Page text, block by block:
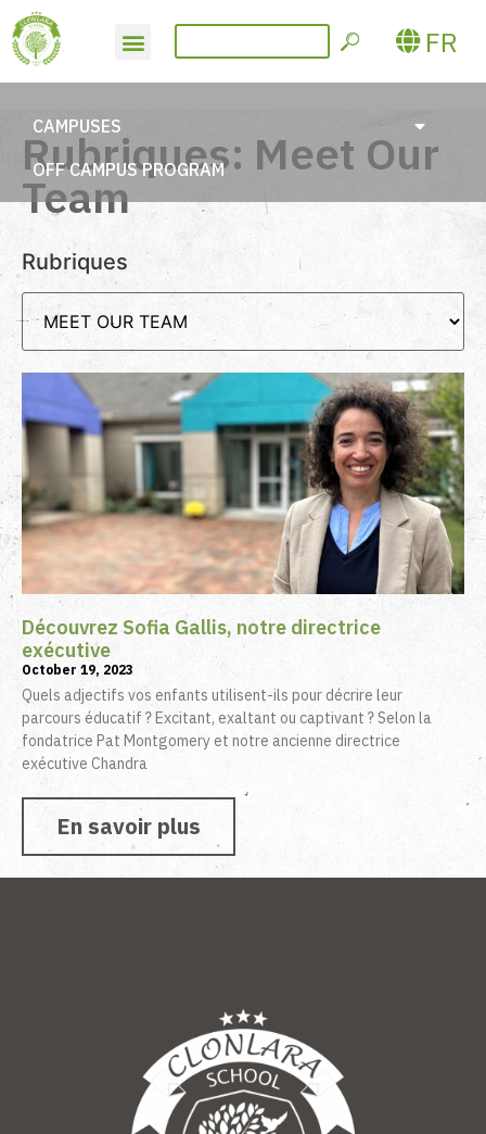
FR
CAMPUSES
OFF CAMPUS PROGRAM
Rubriques: Meet Our
Team
Rubriques
Découvrez Sofia Gallis, notre directrice
exécutive
October 19, 2023
Quels adjectifs vos enfants utilisent-ils pour décrire leur
parcours éducatif ? Excitant, exaltant ou captivant ? Selon la
fondatrice Pat Montgomery et notre ancienne directrice
exécutive Chandra
En savoir plus